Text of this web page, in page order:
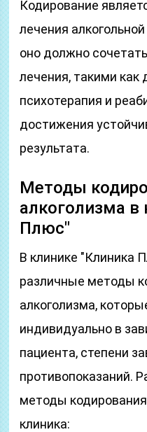
Кодирование
лечения
оно должно
лечения, такими как
психотерапия и
достижения
результата.
Методы
алкоголизма в
Плюс"
В клинике "Клиника
различные методы
алкоголизма,
индивидуально в
пациента, степени
противопоказаний.
методы
клиника: